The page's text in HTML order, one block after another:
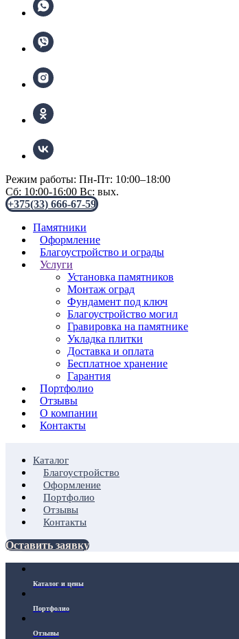
Режим работы: Пн-Пт: 10:00–18:00
Сб: 10:00-16:00 Вс: вых.
+375(33) 666-67-59
Памятники
Оформление
Благоустройство и ограды
Услуги
Установка памятников
Монтаж оград
Фундамент под ключ
Благоустройство могил
Гравировка на памятнике
Укладка плитки
Доставка и оплата
Бесплатное хранение
Гарантия
Портфолио
Отзывы
О компании
Контакты
Каталог
Благоустройство
Оформление
Портфолио
Отзывы
Контакты
Оставить заявку
Каталог и цены
Портфолио
Отзывы